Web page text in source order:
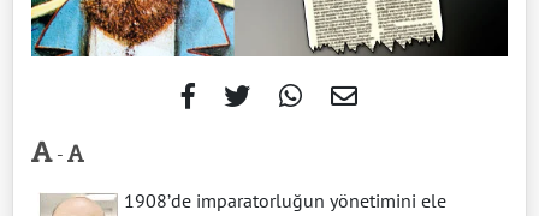
-
1908’de imparatorluğun yönetimini ele